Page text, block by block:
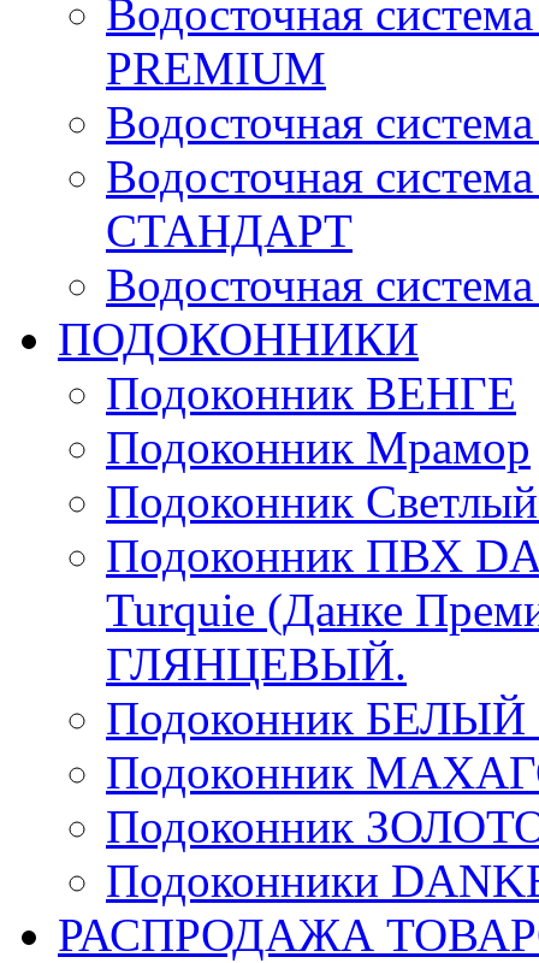
Водосточная
PREMIUM
Водосточная
Водосточная
СТАНДАРТ
Водосточная
ПОДОКОННИКИ
Подоконник ВЕНГЕ
Подоконник Мрамор
Подоконник
Подоконник ПВХ
Turquie (Данке
ГЛЯНЦЕВЫЙ.
Подоконник
Подоконник
Подоконник
Подоконники
РАСПРОДАЖА